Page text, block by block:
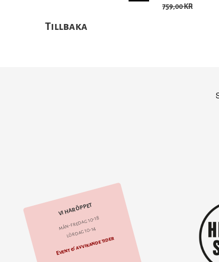
759,00 KR
Tillbaka
VI HAR ÖPPET
mån-fredag 10-18
lördag 10-14
Event & avvikande tider